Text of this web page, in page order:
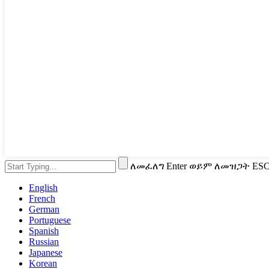
ለመፈለግ Enter ወይም ለመዝጋት
English
French
German
Portuguese
Spanish
Russian
Japanese
Korean